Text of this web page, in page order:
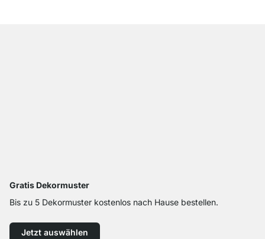
Gratis Dekormuster
Bis zu 5 Dekormuster kostenlos nach Hause bestellen.
Jetzt auswählen